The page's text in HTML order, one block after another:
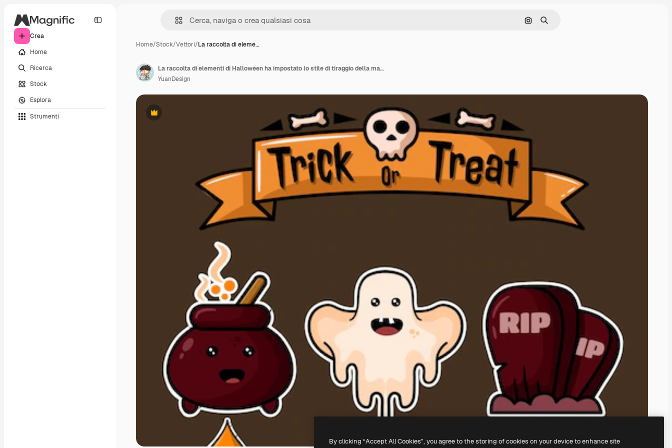
Crea
Home
Ricerca
Stock
Esplora
Strumenti
Cerca per immagine
Ricerca
Home/Stock/Vettori/La raccolta di eleme…
Premium
La raccolta di elementi di Halloween ha impostato lo stile di tiraggio della mano di vettore
YuanDesign
By clicking “Accept All Cookies”, you agree to the storing of cookies on your device to enhance site